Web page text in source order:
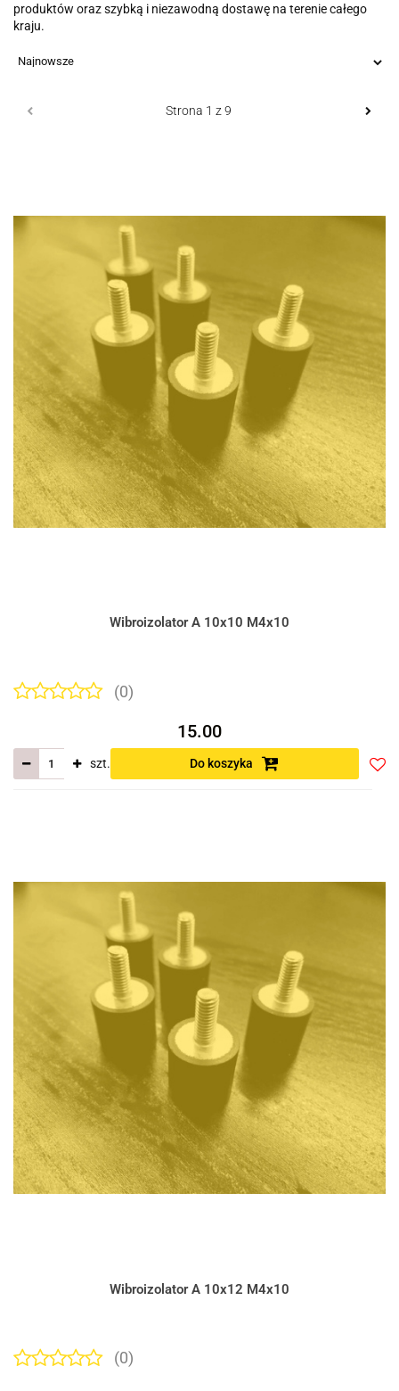
produktów oraz szybką i niezawodną dostawę na terenie całego
kraju.
Wibroizolator A 10x10 M4x10
(0)
15.00
szt. Do koszyka
Wibroizolator A 10x12 M4x10
(0)